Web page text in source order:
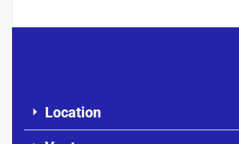
Location